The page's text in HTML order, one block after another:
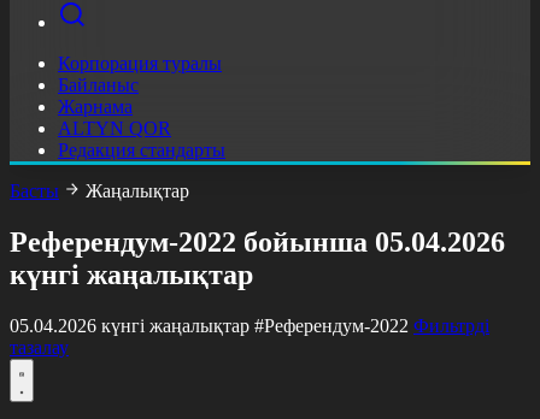
Корпорация туралы
Байланыс
Жарнама
ALTYN QOR
Редакция стандарты
Басты
Жаңалықтар
Референдум-2022 бойынша 05.04.2026
күнгі жаңалықтар
05.04.2026 күнгі жаңалықтар #Референдум-2022 Фильтрді
тазалау